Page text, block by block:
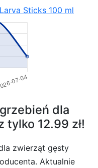
Sticks 100 ml
dla
12.99 zł!
zwierząt gęsty
Aktualnie